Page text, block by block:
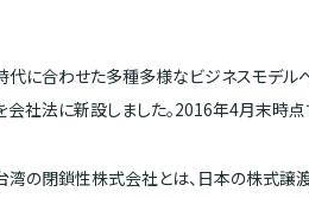
代に合わせた多種多様なビジネスモデル
会社法に新設しました。2016年4月末時
湾の閉鎖性株式会社とは、日本の株式譲